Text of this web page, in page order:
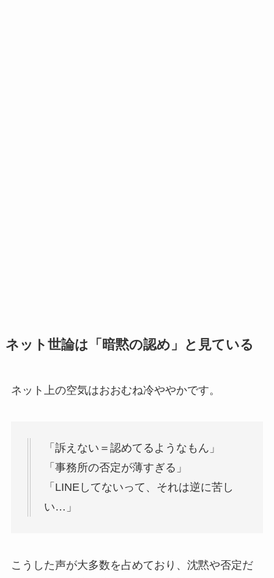
ネット世論は「暗黙の認め」と見ている
ネット上の空気はおおむね冷ややかです。
「訴えない＝認めてるようなもん」
「事務所の否定が薄すぎる」
「LINEしてないって、それは逆に苦し
い…」
こうした声が大多数を占めており、沈黙や否定だ